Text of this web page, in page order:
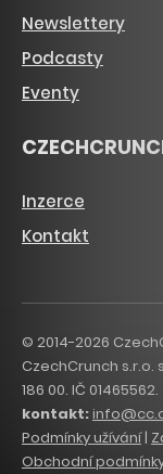
Newslettery
Podcasty
Eventy
Inzerce
Kontakt
© 2014-2026
CzechCrunch s.r.o.
186 00. IČ 01465562.
kontakt:
Podmínky užívání|
Obchodní